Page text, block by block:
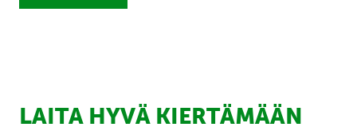
LAITA HYVÄ KIERTÄMÄÄN